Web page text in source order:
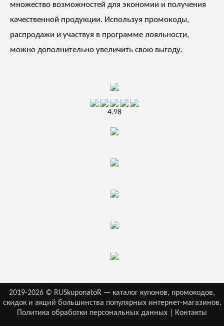
множество возможностей для экономии и получения
качественной продукции. Используя промокоды,
распродажи и участвуя в программе лояльности,
можно дополнительно увеличить свою выгоду.
4.98
2019-2026 © RUSkuponatoR — каталог купонов, промокодов,
скидок и акций большинства популярных интернет-магазинов.
Политика обработки персональных данных
Контакты